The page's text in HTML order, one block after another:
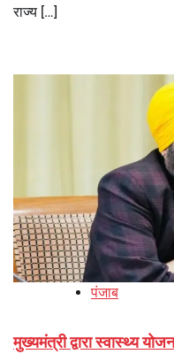
राज्य […]
पंजाब
मुख्यमंत्री द्वारा स्वास्थ्य